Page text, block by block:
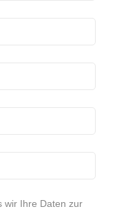
wir Ihre Daten zur